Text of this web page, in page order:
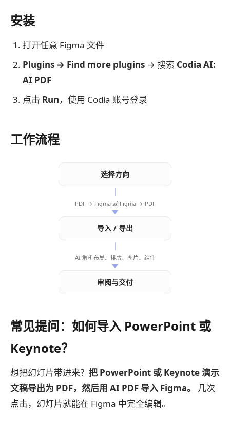
安装
打开任意 Figma 文件
Plugins → Find more plugins → 搜索 Codia AI:
AI PDF
点击 Run，使用 Codia 账号登录
工作流程
选择方向
PDF → Figma 或 Figma → PDF
导入 / 导出
AI 解析布局、排版、图片、组件
审阅与交付
常见提问：如何导入 PowerPoint 或
Keynote？
想把幻灯片带进来？ 把 PowerPoint 或 Keynote 演示
文稿导出为 PDF，然后用 AI PDF 导入 Figma。
几次
点击，幻灯片就能在 Figma 中完全编辑。